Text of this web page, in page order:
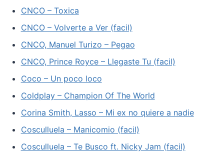
CNCO – Toxica
CNCO – Volverte a Ver (facil)
CNCO, Manuel Turizo – Pegao
CNCO, Prince Royce – Llegaste Tu (facil)
Coco – Un poco loco
Coldplay – Champion Of The World
Corina Smith, Lasso – Mi ex no quiere a nadie
Cosculluela – Manicomio (facil)
Cosculluela – Te Busco ft. Nicky Jam (facil)